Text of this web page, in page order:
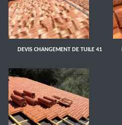
DEVIS CHANGEMENT DE TUILE 41